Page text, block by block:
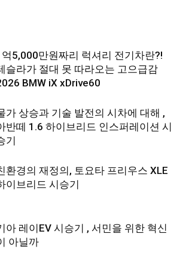
억5,000만원짜리 럭셔리 전기차란?!
슬라가 절대 못 따라오는 고으급감
BMW iX xDrive60
가 상승과 기술 발전의 시차에 대해 ,
반떼 1.6 하이브리드 인스퍼레이션 시
기
환경의 재정의, 토요타 프리우스 XLE
이브리드 시승기
아 레이EV 시승기 , 서민을 위한 혁신
아닐까